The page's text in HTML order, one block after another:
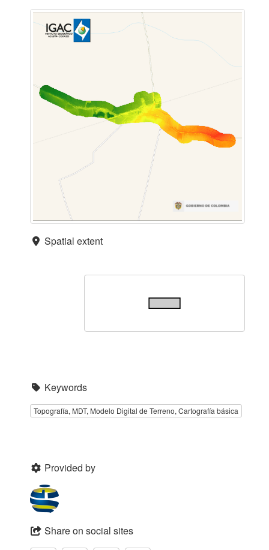
Spatial extent
Keywords
Topografía, MDT, Modelo Digital de Terreno, Cartografía básica
Provided by
Share on social sites